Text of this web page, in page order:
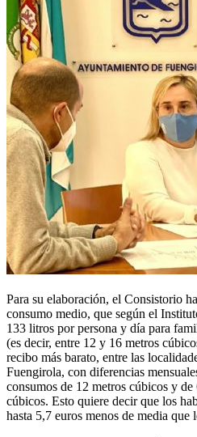
Para su elaboración, el Consistorio
consumo medio, que según el
133 litros por persona y día para
(es decir, entre 12 y 16 metros
recibo más barato, entre las
Fuengirola, con diferencias
consumos de 12 metros cúbicos y
cúbicos. Esto quiere decir que los
hasta 5,7 euros menos de media que